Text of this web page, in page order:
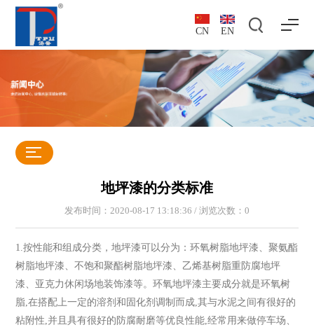
CN EN
地坪漆的分类标准
发布时间：2020-08-17 13:18:36 / 浏览次数： 0
1.按性能和组成分类，地坪漆可以分为：环氧树脂地坪漆、聚氨酯
树脂地坪漆、不饱和聚酯树脂地坪漆、乙烯基树脂重防腐地坪
漆、亚克力休闲场地装饰漆等。环氧地坪漆主要成分就是环氧树
脂,在搭配上一定的溶剂和固化剂调制而成,其与水泥之间有很好的
粘附性,并且具有很好的防腐耐磨等优良性能,经常用来做停车场、